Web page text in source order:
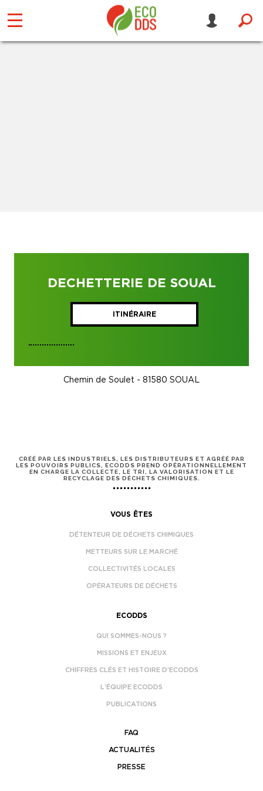
DECHETTERIE DE SOUAL
ITINÉRAIRE
Chemin de Soulet - 81580 SOUAL
CRÉÉ PAR LES INDUSTRIELS, LES DISTRIBUTEURS ET AGRÉÉ PAR
LES POUVOIRS PUBLICS, ECODDS PREND OPÉRATIONNELLEMENT
EN CHARGE LA COLLECTE, LE TRI, LA VALORISATION ET LE
RECYCLAGE DES DÉCHETS CHIMIQUES.
VOUS ÊTES
DÉTENTEUR DE DÉCHETS CHIMIQUES
METTEURS SUR LE MARCHÉ
COLLECTIVITÉS LOCALES
OPÉRATEURS DE DÉCHETS
ECODDS
QUI SOMMES-NOUS ?
MISSIONS ET ENJEUX
CHIFFRES CLÉS ET HISTOIRE D’ECODDS
L’ÉQUIPE ECODDS
PUBLICATIONS
FAQ
ACTUALITÉS
PRESSE